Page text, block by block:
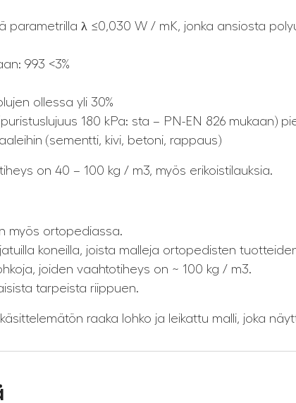
parametrilla λ ≤0,030 W / mK, jonka ansiosta
993 <3%
ollessa yli 30%
180 kPa: sta – PN-EN 826 mukaan)
(sementti, kivi, betoni, rappaus)
on 40 – 100 kg / m3, myös erikoistilauksia.
myös ortopediassa.
koneilla, joista malleja ortopedisten
joiden vaahtotiheys on ~ 100 kg / m3.
tarpeista riippuen.
raaka lohko ja leikattu malli, joka